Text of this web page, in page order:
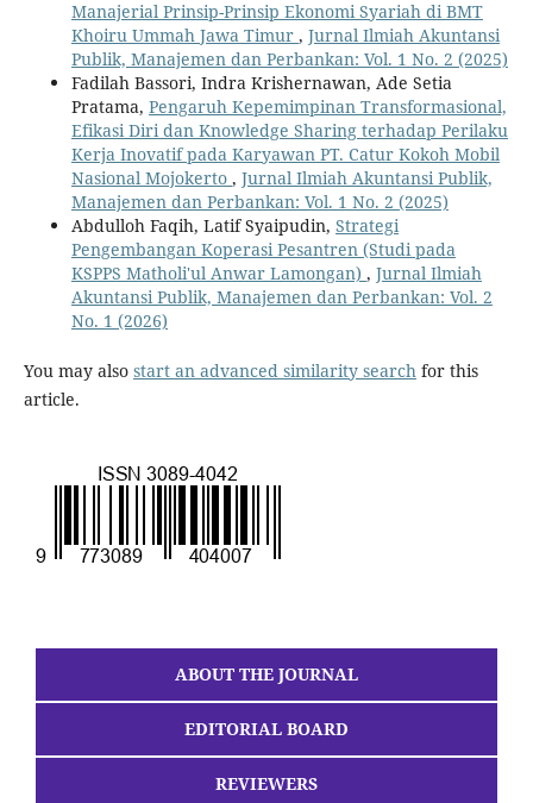
Manajerial Prinsip-Prinsip Ekonomi Syariah di BMT
Khoiru Ummah Jawa Timur , Jurnal Ilmiah Akuntansi
Publik, Manajemen dan Perbankan: Vol. 1 No. 2 (2025)
Fadilah Bassori, Indra Krishernawan, Ade Setia
Pratama, Pengaruh Kepemimpinan Transformasional,
Efikasi Diri dan Knowledge Sharing terhadap Perilaku
Kerja Inovatif pada Karyawan PT. Catur Kokoh Mobil
Nasional Mojokerto , Jurnal Ilmiah Akuntansi Publik,
Manajemen dan Perbankan: Vol. 1 No. 2 (2025)
Abdulloh Faqih, Latif Syaipudin, Strategi
Pengembangan Koperasi Pesantren (Studi pada
KSPPS Matholi'ul Anwar Lamongan) , Jurnal Ilmiah
Akuntansi Publik, Manajemen dan Perbankan: Vol. 2
No. 1 (2026)
You may also start an advanced similarity searchfor this
article.
ABOUT THE JOURNAL
EDITORIAL BOARD
REVIEWERS